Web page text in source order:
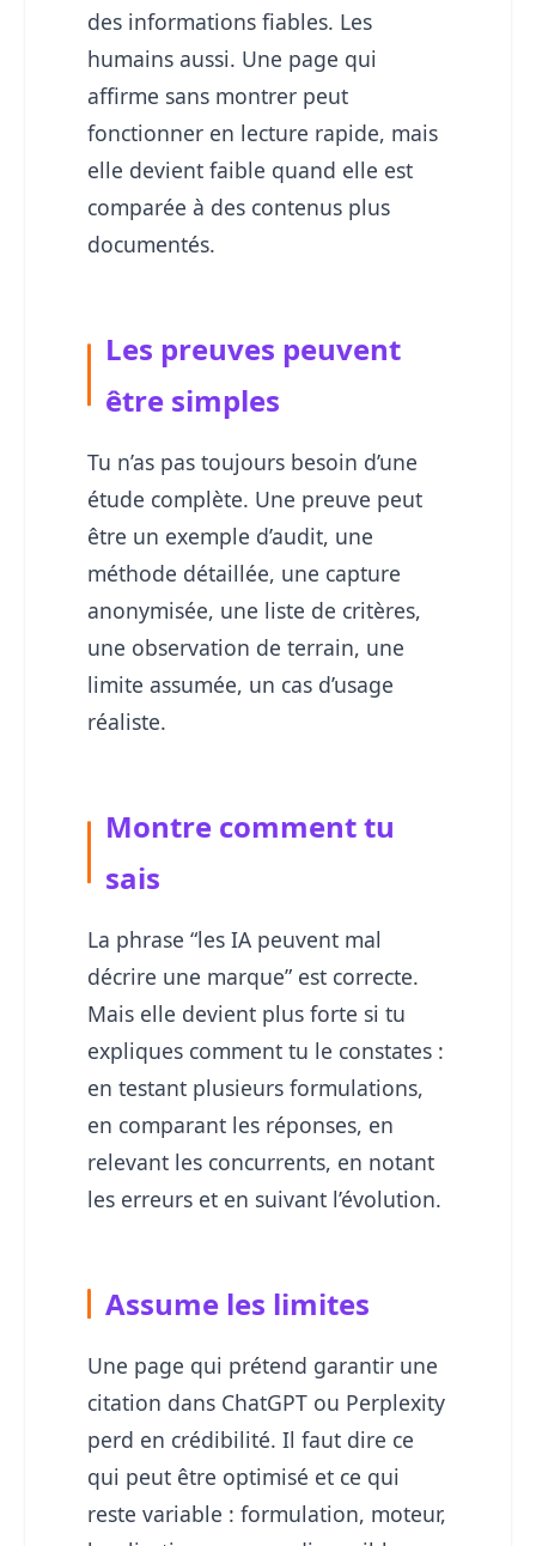
des informations fiables. Les
humains aussi. Une page qui
affirme sans montrer peut
fonctionner en lecture rapide, mais
elle devient faible quand elle est
comparée à des contenus plus
documentés.
Les preuves peuvent
être simples
Tu n’as pas toujours besoin d’une
étude complète. Une preuve peut
être un exemple d’audit, une
méthode détaillée, une capture
anonymisée, une liste de critères,
une observation de terrain, une
limite assumée, un cas d’usage
réaliste.
Montre comment tu
sais
La phrase “les IA peuvent mal
décrire une marque” est correcte.
Mais elle devient plus forte si tu
expliques comment tu le constates :
en testant plusieurs formulations,
en comparant les réponses, en
relevant les concurrents, en notant
les erreurs et en suivant l’évolution.
Assume les limites
Une page qui prétend garantir une
citation dans ChatGPT ou Perplexity
perd en crédibilité. Il faut dire ce
qui peut être optimisé et ce qui
reste variable : formulation, moteur,